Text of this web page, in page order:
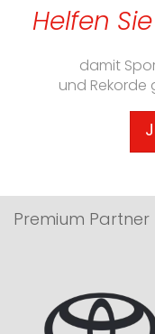
Helfen
damit
und Rekorde
Premium Partner